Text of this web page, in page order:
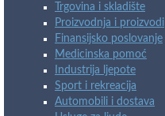
Trgovina i skladište
Proizvodnja i proizvodi
Finansijsko poslovanje
Medicinska pomoć
Industrija ljepote
Sport i rekreacija
Automobili i dostava